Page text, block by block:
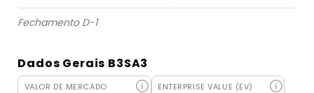
Fechamento D-1
Dados Gerais B3SA3
VALOR DE MERCADO ENTERPRISE VALUE (EV)